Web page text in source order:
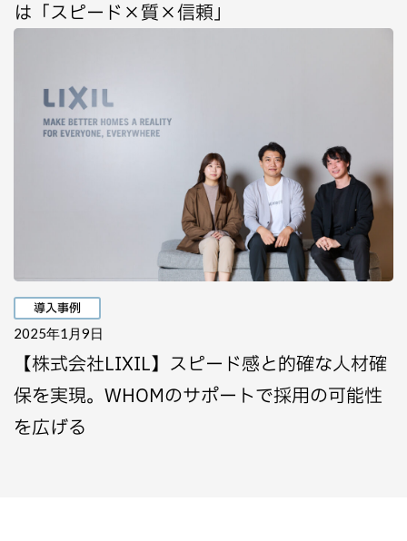
は「スピード×質×信頼」
導入事例
2025年1月9日
【株式会社LIXIL】スピード感と的確な人材確
保を実現。WHOMのサポートで採用の可能性
を広げる